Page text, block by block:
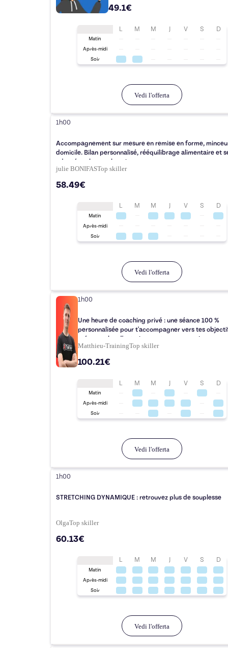
49.1€
L M M J V S D
Matin
Après-midi
Soir
Vedi l'offerta
1h00
Accompagnement sur mesure en remise en forme, minceur
domicile. Bilan personnalisé, rééquilibrage alimentaire et
adaptée selon vos besoins
julie BONIFASTop skiller
58.49€
L M M J V S D
Matin
Après-midi
Soir
Vedi l'offerta
1h00
Une heure de coaching privé : une séance 100 %
personnalisée pour t'accompagner vers tes
créer un plan d'entrainement sur mesure !
Matthieu-TrainingTop skiller
100.21€
L M M J V S D
Matin
Après-midi
Soir
Vedi l'offerta
1h00
STRETCHING DYNAMIQUE : retrouvez plus de souplesse
OlgaTop skiller
60.13€
L M M J V S D
Matin
Après-midi
Soir
Vedi l'offerta